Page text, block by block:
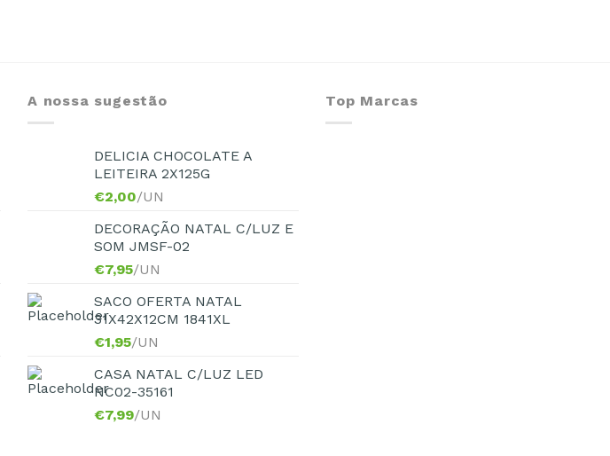
A nossa sugestão
DELICIA CHOCOLATE A
LEITEIRA 2X125G
€2,00/UN
DECORAÇÃO NATAL C/LUZ E
SOM JMSF-02
€7,95/UN
SACO OFERTA NATAL
31X42X12CM 1841XL
€1,95/UN
CASA NATAL C/LUZ LED
NC02-35161
€7,99/UN
Top Marcas